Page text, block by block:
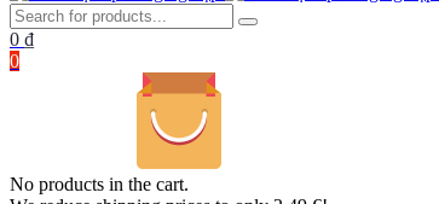
0 ₫
0
No products in the cart.